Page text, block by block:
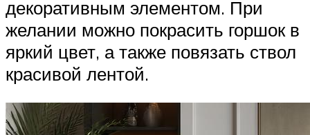
декоративным элементом. При
желании можно покрасить горшок в
яркий цвет, а также повязать ствол
красивой лентой.